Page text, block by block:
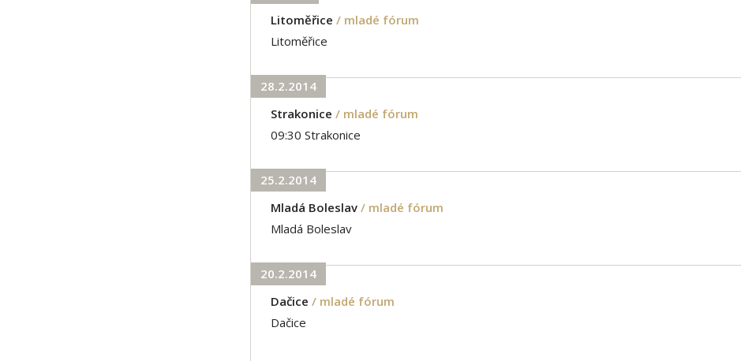
Litoměřice / mladé fórum
Litoměřice
28.2.2014
Strakonice / mladé fórum
09:30 Strakonice
25.2.2014
Mladá Boleslav / mladé fórum
Mladá Boleslav
20.2.2014
Dačice / mladé fórum
Dačice